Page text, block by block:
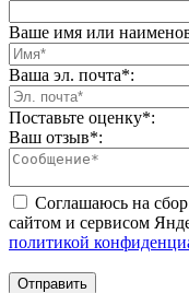
Ваше имя или
Ваша эл. почта*:
Поставьте оценку*:
Ваш отзыв*:
Соглашаюсь на
сайтом и сервисом
политикой
Отправить